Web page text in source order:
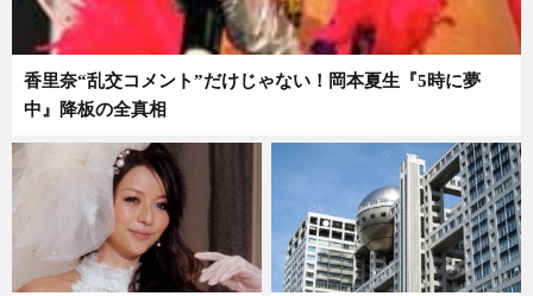
香里奈“乱交コメント”だけじゃない！岡本夏生『5時に夢
中』降板の全真相